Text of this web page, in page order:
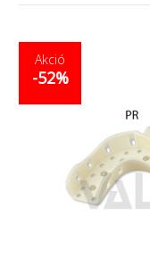
Akció
-52%